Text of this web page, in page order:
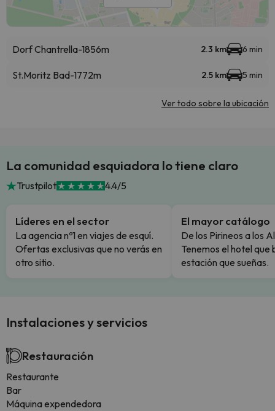
Dorf Chantrella-1856m 2.3 km 6 min
St.Moritz Bad-1772m 2.5 km 5 min
Ver todo sobre la ubicación
La comunidad esquiadora lo tiene claro
Trustpilot 4.4/5
Líderes en el sector
La agencia nº1 en viajes de esquí.
Ofertas exclusivas que no verás en
otro sitio.
El mayor catálogo
De los Pirineos a los
Tenemos el hotel que
estación que sueñas.
Instalaciones y servicios
Restauración
Restaurante
Bar
Máquina expendedora